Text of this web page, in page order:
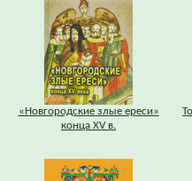
«Новгородские злые ереси»
конца XV в.